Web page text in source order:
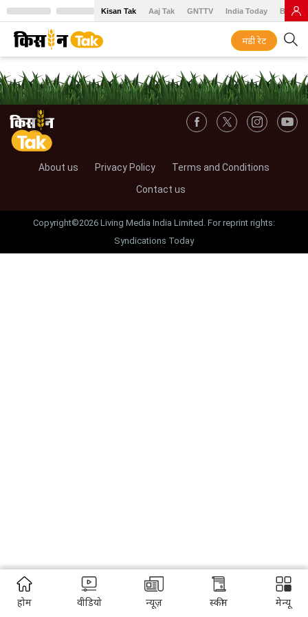
Kisan Tak Aaj Tak GNTTV India Today BT
मंडी रेट
About us Privacy Policy
Terms and Conditions
Contact us
Copyright©2026 Living Media India Limited. For reprint rights:
Syndications Today
होम वीडियो न्यूज़ स्कीम मेन्यू